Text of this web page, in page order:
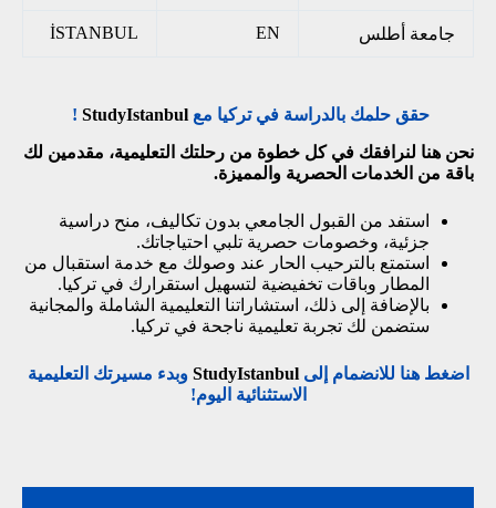
جامعة أطلس EN
İSTANBUL
حقق حلمك بالدراسة في تركيا معStudyIstanbul
!
نحن هنا لنرافقك في كل خطوة من رحلتك التعليمية، مقدمين لك
باقة من الخدمات الحصرية والمميزة.
استفد من القبول الجامعي بدون تكاليف، منح دراسية
جزئية، وخصومات حصرية تلبي احتياجاتك.
استمتع بالترحيب الحار عند وصولك مع خدمة استقبال من
المطار وباقات تخفيضية لتسهيل استقرارك في تركيا.
بالإضافة إلى ذلك، استشاراتنا التعليمية الشاملة والمجانية
ستضمن لك تجربة تعليمية ناجحة في تركيا.
اضغط هنا للانضمام إلىStudyIstanbul وبدء مسيرتك التعليمية
الاستثنائية اليوم!